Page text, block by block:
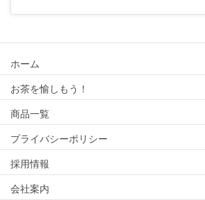
ホーム
お茶を愉しもう！
商品一覧
プライバシーポリシー
採用情報
会社案内